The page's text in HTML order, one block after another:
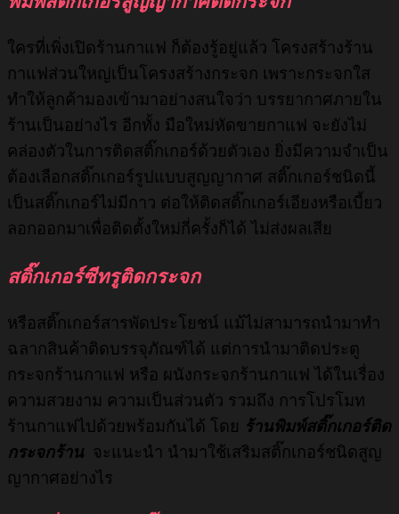
ใครที่เพิ่งเปิดร้านกาแฟ ก็ต้องรู้อยู่แล้ว โครงสร้างร้าน
กาแฟส่วนใหญ่เป็นโครงสร้างกระจก เพราะกระจกใส
ทำให้ลูกค้ามองเข้ามาอย่างสนใจว่า บรรยากาศภายใน
ร้านเป็นอย่างไร อีกทั้ง มือใหม่หัดขายกาแฟ จะยังไม่
คล่องตัวในการติดสติ๊กเกอร์ด้วยตัวเอง ยิ่งมีความจำเป็น
ต้องเลือกสติ๊กเกอร์รูปแบบสูญญากาศ สติ๊กเกอร์ชนิดนี้
เป็นสติ๊กเกอร์ไม่มีกาว ต่อให้ติดสติ๊กเกอร์เอียงหรือเบี้ยว
ลอกออกมาเพื่อติดตั้งใหม่กี่ครั้งก็ได้ ไม่ส่งผลเสีย
สติ๊กเกอร์ซีทรูติดกระจก
หรือสติ๊กเกอร์สารพัดประโยชน์ แม้ไม่สามารถนำมาทำ
ฉลากสินค้าติดบรรจุภัณฑ์ได้ แต่การนำมาติดประตู
กระจกร้านกาแฟ หรือ ผนังกระจกร้านกาแฟ ได้ในเรื่อง
ความสวยงาม ความเป็นส่วนตัว รวมถึง การโปรโมท
ร้านกาแฟไปด้วยพร้อมกันได้ โดย ร้านพิมพ์สติ๊กเกอร์ติด
กระจกร้าน จะแนะนำ นำมาใช้เสริมสติ๊กเกอร์ชนิดสูญ
ญากาศอย่างไร